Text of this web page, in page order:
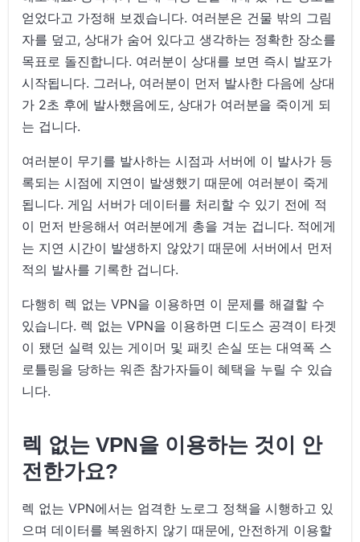
얻었다고 가정해 보겠습니다. 여러분은 건물 밖의 그림
자를 덮고, 상대가 숨어 있다고 생각하는 정확한 장소를
목표로 돌진합니다. 여러분이 상대를 보면 즉시 발포가
시작됩니다. 그러나, 여러분이 먼저 발사한 다음에 상대
가 2초 후에 발사했음에도, 상대가 여러분을 죽이게 되
는 겁니다.
여러분이 무기를 발사하는 시점과 서버에 이 발사가 등
록되는 시점에 지연이 발생했기 때문에 여러분이 죽게
됩니다. 게임 서버가 데이터를 처리할 수 있기 전에 적
이 먼저 반응해서 여러분에게 총을 겨눈 겁니다. 적에게
는 지연 시간이 발생하지 않았기 때문에 서버에서 먼저
적의 발사를 기록한 겁니다.
다행히 렉 없는 VPN을 이용하면 이 문제를 해결할 수
있습니다. 렉 없는 VPN을 이용하면 디도스 공격이 타겟
이 됐던 실력 있는 게이머 및 패킷 손실 또는 대역폭 스
로틀링을 당하는 워존 참가자들이 혜택을 누릴 수 있습
니다.
렉 없는 VPN을 이용하는 것이 안
전한가요?
렉 없는 VPN에서는 엄격한 노로그 정책을 시행하고 있
으며 데이터를 복원하지 않기 때문에, 안전하게 이용할